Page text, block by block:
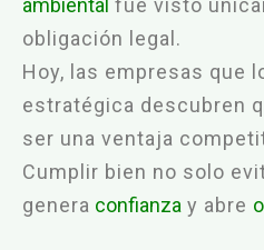
ambiental fue visto
obligación legal.
Hoy, las empresas que
estratégica descubren
ser una ventaja
Cumplir bien no solo
genera confianza y abre